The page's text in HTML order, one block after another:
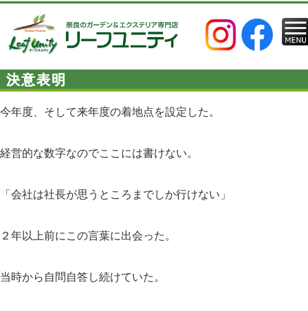
決意表明
今年度、そして来年度の着地点を設定した。
経営的な数字なのでここには書けない。
「会社は社長が思うところまでしか行けない」
２年以上前にこの言葉に出会った。
当時から自問自答し続けていた。